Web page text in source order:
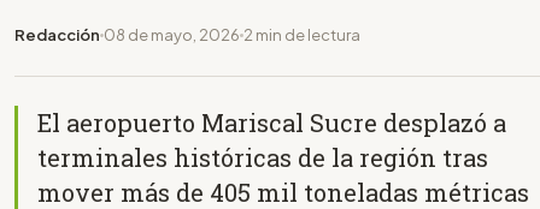
Redacción 08 de mayo, 2026 2 min de lectura
El aeropuerto Mariscal Sucre desplazó a
terminales históricas de la región tras
mover más de 405 mil toneladas métricas